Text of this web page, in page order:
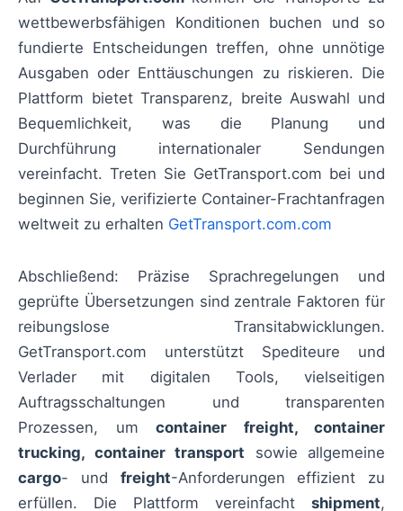
wettbewerbsfähigen Konditionen buchen und so
fundierte Entscheidungen treffen, ohne unnötige
Ausgaben oder Enttäuschungen zu riskieren. Die
Plattform bietet Transparenz, breite Auswahl und
Bequemlichkeit, was die Planung und
Durchführung internationaler Sendungen
vereinfacht. Treten Sie GetTransport.com bei und
beginnen Sie, verifizierte Container-Frachtanfragen
weltweit zu erhalten GetTransport.com.com
Abschließend: Präzise Sprachregelungen und
geprüfte Übersetzungen sind zentrale Faktoren für
reibungslose Transitabwicklungen.
GetTransport.com unterstützt Spediteure und
Verlader mit digitalen Tools, vielseitigen
Auftragsschaltungen und transparenten
Prozessen, um container freight, container
trucking, container transport sowie allgemeine
cargo- und freight-Anforderungen effizient zu
erfüllen. Die Plattform vereinfacht shipment,